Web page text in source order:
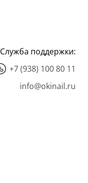
Служба поддержки:
+7 (938) 100 80 11
info@okinail.ru